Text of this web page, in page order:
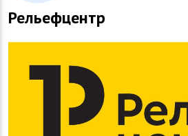
Рельефцентр